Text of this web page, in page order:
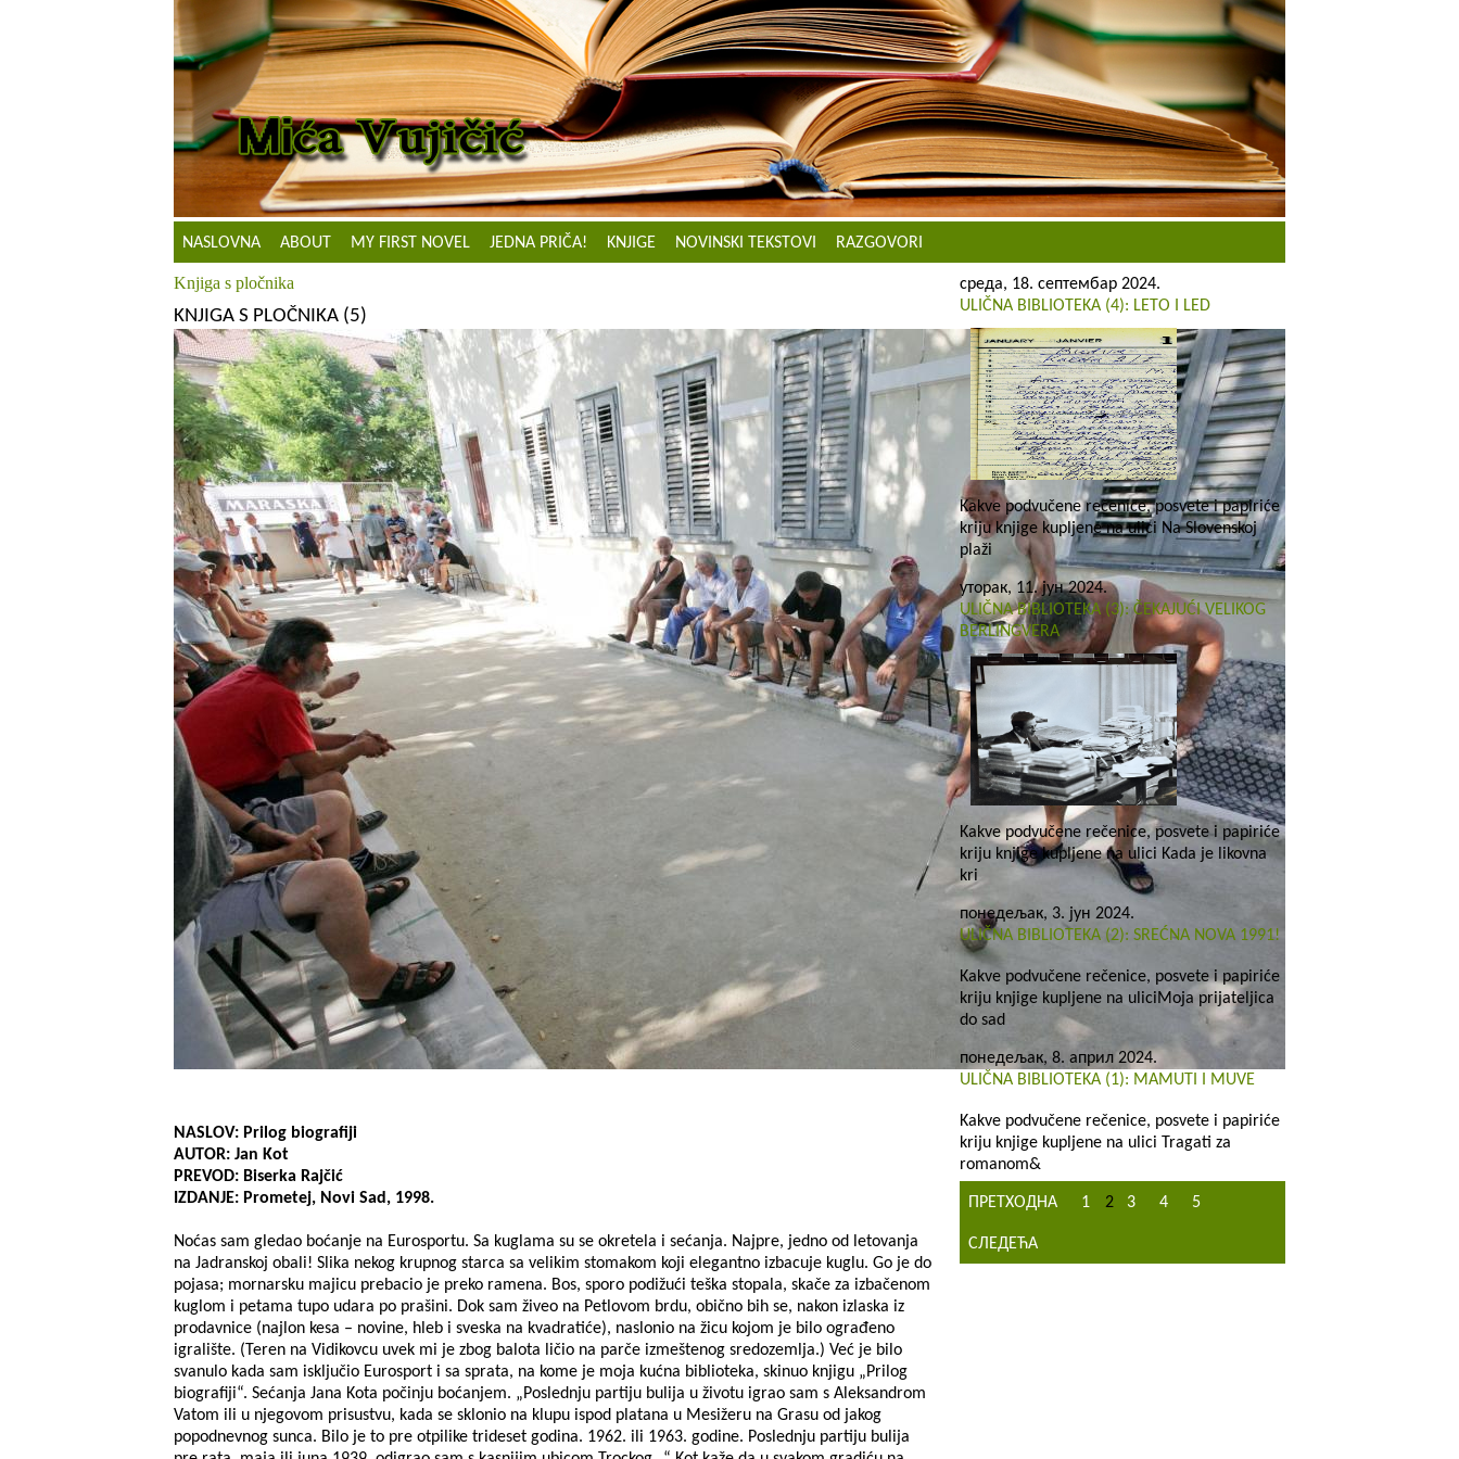
NASLOVNA ABOUT MY FIRST NOVEL JEDNA PRIČA! KNJIGE NOVINSKI TEKSTOVI RAZGOVORI
Knjiga s pločnika
KNJIGA S PLOČNIKA (5)
NASLOV: Prilog biografiji
AUTOR: Jan Kot
PREVOD: Biserka Rajčić
IZDANJE: Prometej, Novi Sad, 1998.
Noćas sam gledao boćanje na Eurosportu. Sa kuglama su se okretela i sećanja. Najpre, jedno od letovanja
na Jadranskoj obali! Slika nekog krupnog starca sa velikim stomakom koji elegantno izbacuje kuglu. Go je do
pojasa; mornarsku majicu prebacio je preko ramena. Bos, sporo podižući teška stopala, skače za izbačenom
kuglom i petama tupo udara po prašini. Dok sam živeo na Petlovom brdu, obično bih se, nakon izlaska iz
prodavnice (najlon kesa – novine, hleb i sveska na kvadratiće), naslonio na žicu kojom je bilo ograđeno
igralište. (Teren na Vidikovcu uvek mi je zbog balota ličio na parče izmeštenog sredozemlja.) Već je bilo
svanulo kada sam isključio Eurosport i sa sprata, na kome je moja kućna biblioteka, skinuo knjigu „Prilog
biografiji“. Sećanja Jana Kota počinju boćanjem. „Poslednju partiju bulija u životu igrao sam s Aleksandrom
Vatom ili u njegovom prisustvu, kada se sklonio na klupu ispod platana u Mesižeru na Grasu od jakog
popodnevnog sunca. Bilo je to pre otpilike trideset godina. 1962. ili 1963. godine. Poslednju partiju bulija
среда, 18. септембар 2024.
ULIČNA BIBLIOTEKA (4): LETO I LED
Kakve podvučene rečenice, posvete i papiriće
kriju knjige kupljene na ulici Na Slovenskoj
plaži
уторак, 11. јун 2024.
ULIČNA BIBLIOTEKA (3): ČEKAJUĆI VELIKOG
BERLINGVERA
Kakve podvučene rečenice, posvete i papiriće
kriju knjige kupljene na ulici Kada je likovna
kri
понедељак, 3. јун 2024.
ULIČNA BIBLIOTEKA (2): SREĆNA NOVA 1991!
Kakve podvučene rečenice, posvete i papiriće
kriju knjige kupljene na uliciMoja prijateljica
do sad
понедељак, 8. април 2024.
ULIČNA BIBLIOTEKA (1): MAMUTI I MUVE
Kakve podvučene rečenice, posvete i papiriće
kriju knjige kupljene na ulici Tragati za
romanom&
ПРЕТХОДНА 1 2 3 4 5
СЛЕДЕЋА